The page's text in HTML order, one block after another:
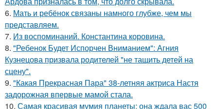
6. Мать и ребёнок связаны намного глубже, чем мы
представляем.
7. Из воспоминаний. Константина коровина.
8. "Ребенок Будет Испорчен Вниманием": Агния
Кузнецова призвала родителей "не тащить детей на
сцену".
9. "Какая Прекрасная Пара" 38-летняя актриса Настя
задорожная впервые мамой стала.
10. Самая красивая мумия планеты: она ждала вас 500